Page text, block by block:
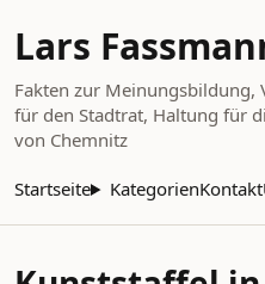
Lars
Fakten zur Meinungsbildung,
für den Stadtrat, Haltung für
von Chemnitz
Startseite KategorienKontakt